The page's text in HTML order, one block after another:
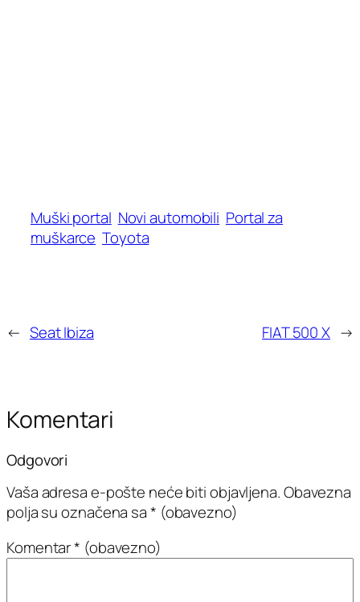
Muški portal Novi automobili Portal za
muškarce Toyota
← Seat Ibiza FIAT 500 X →
Komentari
Odgovori
Vaša adresa e-pošte neće biti objavljena.Obavezna
polja su označena sa* (obavezno)
Komentar* (obavezno)